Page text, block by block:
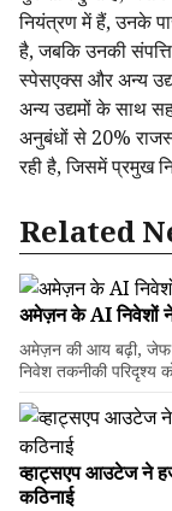
नियंत्रण में हैं, उनके
है, जबकि उनकी
स्पेसएक्स और अन्य
अन्य उद्यमों के साथ
अनुबंधों से 20%
रही है, जिसमें प्रमुख
Related
अमेज़न के AI निवेशों ने
अमेज़न की आय बढ़ी, जेफ
निवेश तकनीकी परिदृश्य
व्हाट्सएप आउटेज ने
कठिनाई